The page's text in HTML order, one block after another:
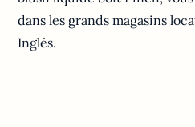
dans les grands magasins
Inglés.